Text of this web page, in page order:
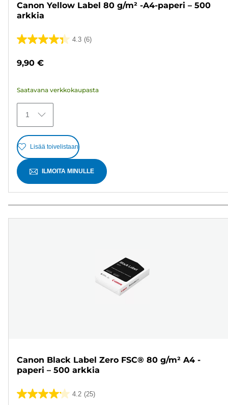
Canon Yellow Label 80 g/m² -A4-paperi – 500
arkkia
4.3 (6)
4.3/5
6
9,90 €
Saatavana verkkokaupasta
1
Lisää toivelistaan
ILMOITA MINULLE
Canon Black Label Zero FSC® 80 g/m² A4 -
paperi – 500 arkkia
4.2 (25)
4.2/5